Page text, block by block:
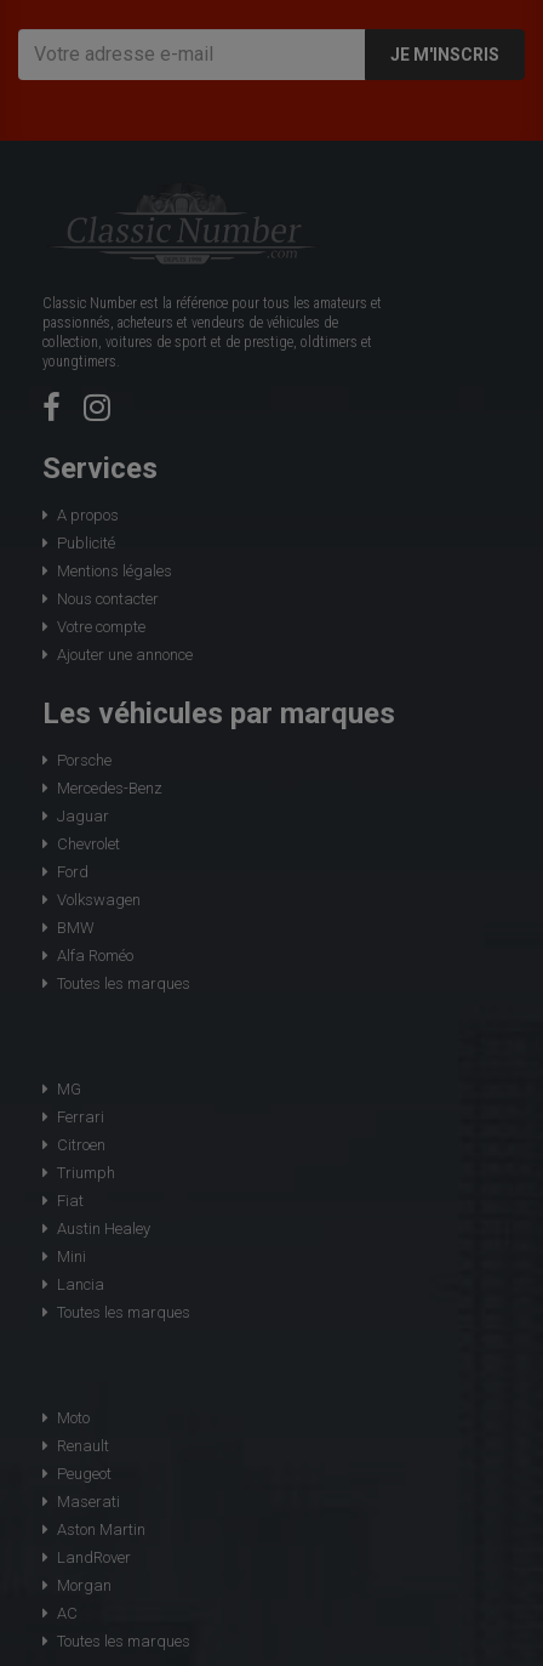
JE M'INSCRIS
Classic Number est la référence pour tous les amateurs et
passionnés, acheteurs et vendeurs de véhicules de
collection, voitures de sport et de prestige, oldtimers et
youngtimers.
Services
A propos
Publicité
Mentions légales
Nous contacter
Votre compte
Ajouter une annonce
Les véhicules par marques
Porsche
Mercedes-Benz
Jaguar
Chevrolet
Ford
Volkswagen
BMW
Alfa Roméo
Toutes les marques
MG
Ferrari
Citroen
Triumph
Fiat
Austin Healey
Mini
Lancia
Toutes les marques
Moto
Renault
Peugeot
Maserati
Aston Martin
LandRover
Morgan
AC
Toutes les marques